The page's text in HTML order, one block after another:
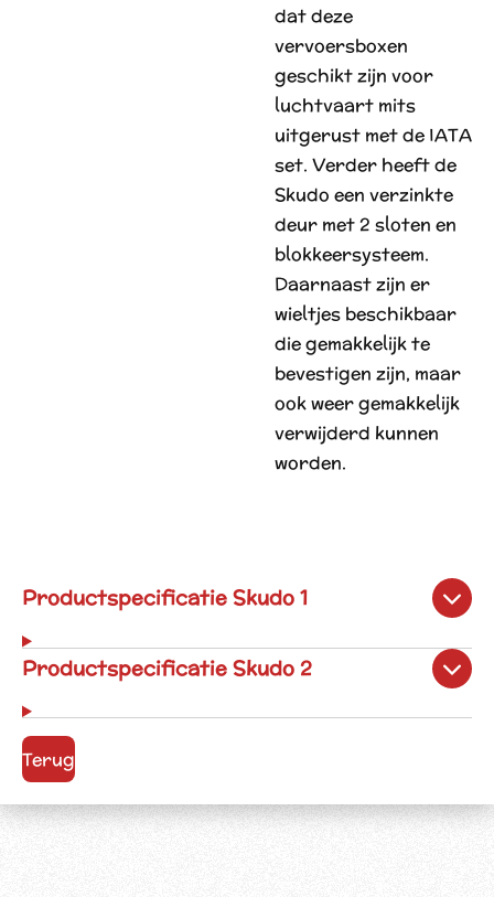
dat deze
vervoersboxen
geschikt zijn voor
luchtvaart mits
uitgerust met de IATA
set. Verder heeft de
Skudo een verzinkte
deur met 2 sloten en
blokkeersysteem.
Daarnaast zijn er
wieltjes beschikbaar
die gemakkelijk te
bevestigen zijn, maar
ook weer gemakkelijk
verwijderd kunnen
worden.
Productspecificatie Skudo 1
Productspecificatie Skudo 2
Terug